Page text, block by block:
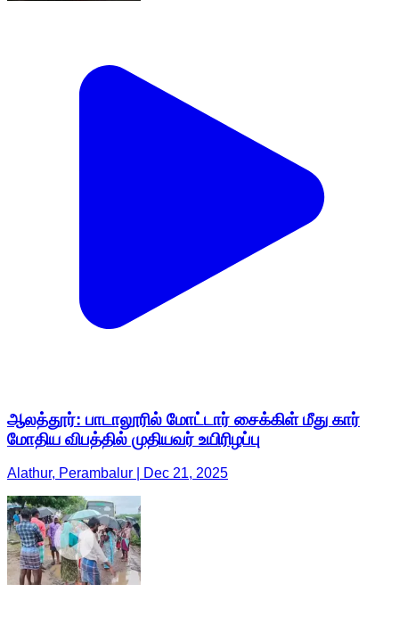
ஆலத்தூர்: பாடாலூரில் மோட்டார் சைக்கிள் மீது கார்
மோதிய விபத்தில் முதியவர் உயிரிழப்பு
Alathur, Perambalur | Dec 21, 2025